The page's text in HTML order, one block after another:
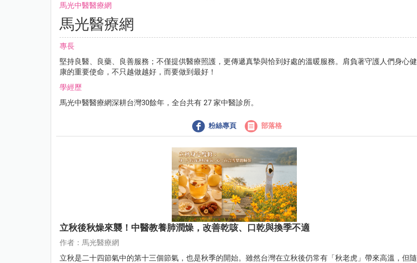
馬光中醫醫療網
馬光醫療網
專長
堅持良醫、良藥、良善服務；不僅提供醫療照護，更傳遞真摯與恰到好處的溫暖服務。肩負著守護人們身心健
康的重要使命，不只越做越好，而要做到最好！
學經歷
馬光中醫醫療網深耕台灣30餘年，全台共有 27 家中醫診所。
粉絲專頁 部落格
立秋後秋燥來襲！中醫教養肺潤燥，改善乾咳、口乾與換季不適
作者：馬光醫療網
立秋是二十四節氣中的第十三個節氣，也是秋季的開始。雖然台灣在立秋後仍常有「秋老虎」帶來高溫，但隨